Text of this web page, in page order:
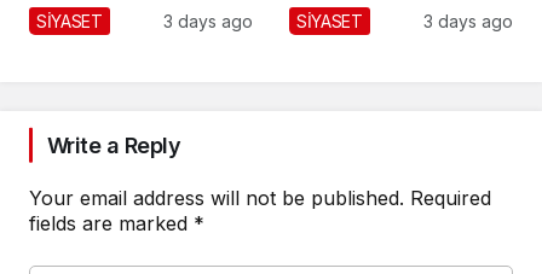
SİYASET 3 days ago
Toplantısından
SİYASET 3 days ago
Write a Reply
Your email address will not be published. Required
fields are marked *